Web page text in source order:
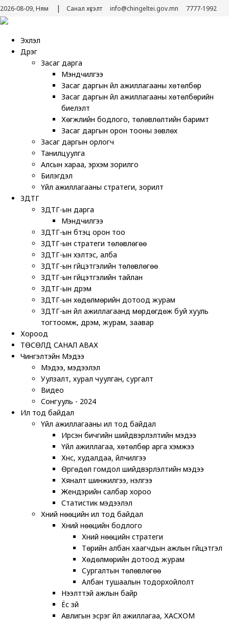
2026-08-09, Ням | Санал хүсэлт info@chingeltei.gov.mn 7777-1992
Эхлэл
Дүүрэг
Засаг дарга
Мэндчилгээ
Засаг даргын үйл ажиллагааны хөтөлбөр
Засаг даргын үйл ажиллагааны хөтөлбөрийн
биелэлт
Хөгжлийн бодлого, төлөвлөлтийн баримт
Засаг даргын орон тооны зөвлөх
Засаг даргын орлогч
Танилцуулга
Алсын хараа, эрхэм зорилго
Билэгдэл
Үйл ажиллагааны стратеги, зорилт
ЗДТГ
ЗДТГ-ын дарга
Мэндчилгээ
ЗДТГ-ын бүтэц орон тоо
ЗДТГ-ын стратеги төлөвлөгөө
ЗДТГ-ын хэлтэс, алба
ЗДТГ-ын гүйцэтгэлийн төлөвлөгөө
ЗДТГ-ын гүйцэтгэлийн тайлан
ЗДТГ-ын дүрэм
ЗДТГ-ын хөдөлмөрийн дотоод журам
ЗДТГ-ын үйл ажиллагаанд мөрдөгдөж буй хууль
тогтоомж, дүрэм, журам, заавар
Хороод
ТӨСӨЛД САНАЛ АВАХ
Чингэлтэйн Мэдээ
Мэдээ, мэдээлэл
Уулзалт, хурал чуулган, сургалт
Видео
Сонгууль - 2024
Ил тод байдал
Үйл ажиллагааны ил тод байдал
Ирсэн бичгийн шийдвэрлэлтийн мэдээ
Үйл ажиллагаа, хөтөлбөр арга хэмжээ
Хүнс, худалдаа, үйлчилгээ
Өргөдөл гомдол шийдвэрлэлтийн мэдээ
Хяналт шинжилгээ, үнэлгээ
Жендэрийн салбар хороо
Статистик мэдээлэл
Хүний нөөцийн ил тод байдал
Хүний нөөцийн бодлого
Хүний нөөцийн стратеги
Төрийн албан хаагчдын ажлын гүйцэтгэл
Хөдөлмөрийн дотоод журам
Сургалтын төлөвлөгөө
Албан тушаалын тодорхойлолт
Нээлттэй ажлын байр
Ёс зүй
Авлигын эсрэг үйл ажиллагаа, ХАСХОМ